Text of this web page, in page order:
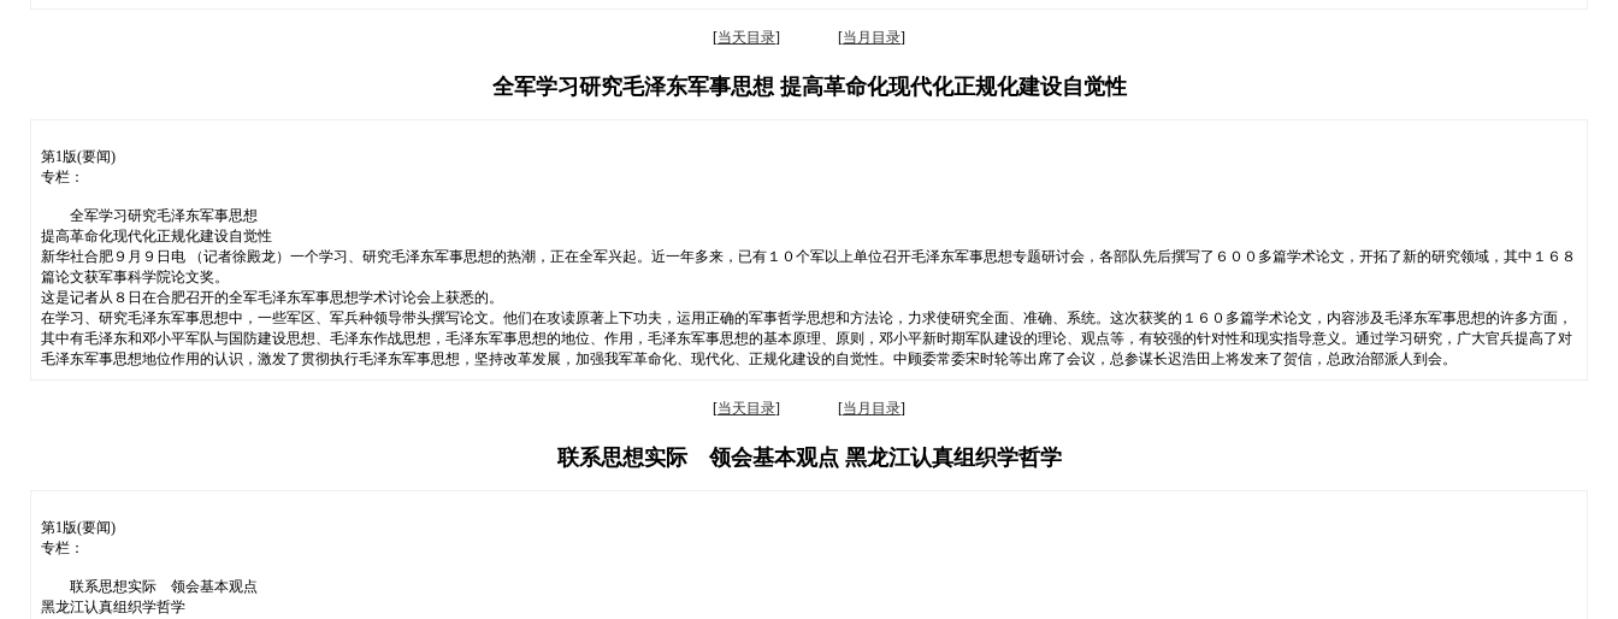
[当天目录] [当月目录]
全军学习研究毛泽东军事思想 提高革命化现代化正规化建设自觉性
第1版(要闻)
专栏：
全军学习研究毛泽东军事思想
提高革命化现代化正规化建设自觉性
新华社合肥９月９日电 （记者徐殿龙）一个学习、研究毛泽东军事思想的热潮，正在全军兴起。近一年多来，已有１０个军以上单位召开毛泽东军事思想专题研讨会，各部队先后撰写了６００多篇学术论文，开拓了新的研究领域，其中１６８
篇论文获军事科学院论文奖。
这是记者从８日在合肥召开的全军毛泽东军事思想学术讨论会上获悉的。
在学习、研究毛泽东军事思想中，一些军区、军兵种领导带头撰写论文。他们在攻读原著上下功夫，运用正确的军事哲学思想和方法论，力求使研究全面、准确、系统。这次获奖的１６０多篇学术论文，内容涉及毛泽东军事思想的许多方面，
其中有毛泽东和邓小平军队与国防建设思想、毛泽东作战思想，毛泽东军事思想的地位、作用，毛泽东军事思想的基本原理、原则，邓小平新时期军队建设的理论、观点等，有较强的针对性和现实指导意义。通过学习研究，广大官兵提高了对
毛泽东军事思想地位作用的认识，激发了贯彻执行毛泽东军事思想，坚持改革发展，加强我军革命化、现代化、正规化建设的自觉性。中顾委常委宋时轮等出席了会议，总参谋长迟浩田上将发来了贺信，总政治部派人到会。
[当天目录] [当月目录]
联系思想实际 领会基本观点 黑龙江认真组织学哲学
第1版(要闻)
专栏：
联系思想实际 领会基本观点
黑龙江认真组织学哲学